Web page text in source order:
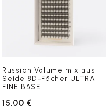
Russian Volume mix aus
Seide 8D-Fächer ULTRA
FINE BASE
15,00 €